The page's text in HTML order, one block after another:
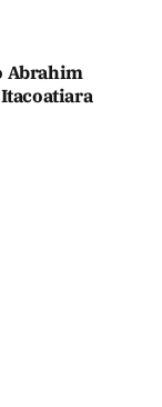
Abrahim